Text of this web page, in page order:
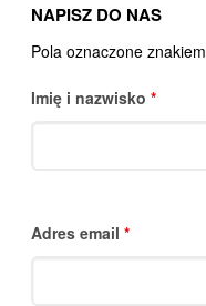
NAPISZ DO NAS
Pola oznaczone znakiem
Imię i nazwisko *
Adres email *